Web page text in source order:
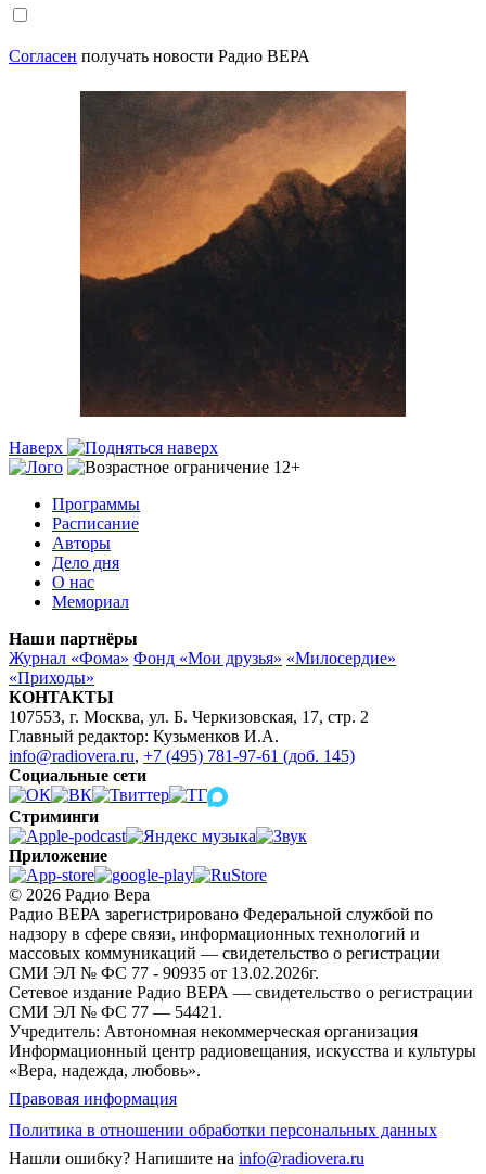
Согласен получать новости Радио ВЕРА
Наверх
Программы
Расписание
Авторы
Дело дня
О нас
Мемориал
Наши партнёры
Журнал «Фома» Фонд «Мои друзья» «Милосердие»
«Приходы»
КОНТАКТЫ
107553, г. Москва, ул. Б. Черкизовская, 17, стр. 2
Главный редактор: Кузьменков И.А.
info@radiovera.ru, +7 (495) 781-97-61 (доб. 145)
Социальные сети
Стриминги
Приложение
© 2026 Радио Вера
Радио ВЕРА зарегистрировано Федеральной службой по
надзору в сфере связи, информационных технологий и
массовых коммуникаций — свидетельство о регистрации
СМИ ЭЛ № ФС 77 - 90935 от 13.02.2026г.
Сетевое издание Радио ВЕРА — свидетельство о регистрации
СМИ ЭЛ № ФС 77 — 54421.
Учредитель: Автономная некоммерческая организация
Информационный центр радиовещания, искусства и культуры
«Вера, надежда, любовь».
Правовая информация
Политика в отношении обработки персональных данных
Нашли ошибку? Напишите на info@radiovera.ru